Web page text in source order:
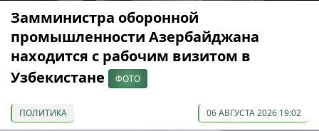
Замминистра оборонной
промышленности Азербайджана
находится с рабочим визитом в
Узбекистане
ФОТО
ПОЛИТИКА 06 АВГУСТА 2026 19:02